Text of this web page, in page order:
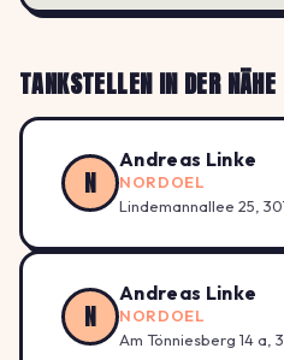
TANKSTELLEN IN DER NÄHE
N
Andreas Linke
NORDOEL
Lindemannallee 25,
N
Andreas Linke
NORDOEL
Am Tönniesberg 14 a,